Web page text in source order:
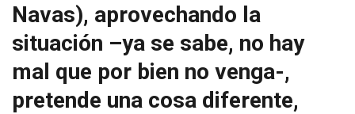
Navas), aprovechando la
situación –ya se sabe, no hay
mal que por bien no venga-,
pretende una cosa diferente,